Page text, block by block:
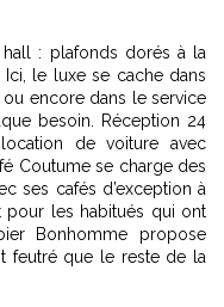
: plafonds dorés à la
le luxe se cache dans
ou encore dans le service
besoin. Réception 24
de voiture avec
Coutume se charge des
ses cafés d’exception à
pour les habitués qui ont
Bonhomme propose
feutré que le reste de la